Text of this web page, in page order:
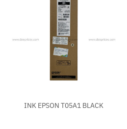
INK EPSON T05A1 BLACK